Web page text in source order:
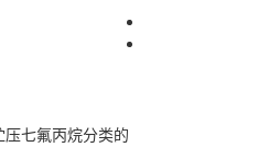
压七氟丙烷分类的